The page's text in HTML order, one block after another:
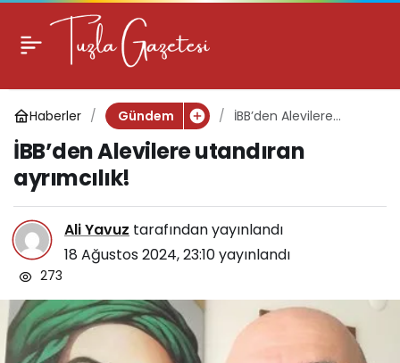
Haberler Gündem
İBB’den Alevilere
İBB’den Alevilere utandıran
ayrımcılık!
Ali Yavuz tarafından yayınlandı
18 Ağustos 2024, 23:10yayınlandı
273
İBB’den Alevilere
utandıran ayrımcılık!